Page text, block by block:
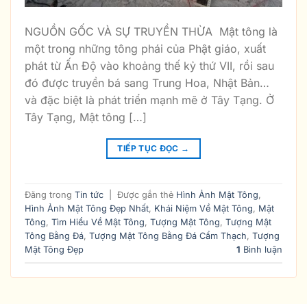
NGUỒN GỐC VÀ SỰ TRUYỀN THỪA Mật tông là
một trong những tông phái của Phật giáo, xuất
phát từ Ấn Độ vào khoảng thế kỷ thứ VII, rồi sau
đó được truyền bá sang Trung Hoa, Nhật Bản…
và đặc biệt là phát triển mạnh mẽ ở Tây Tạng. Ở
Tây Tạng, Mật tông […]
TIẾP TỤC ĐỌC →
Đăng trong Tin tức Được gắn thẻ Hình Ảnh Mật Tông,
Hình Ảnh Mật Tông Đẹp Nhất, Khái Niệm Về Mật Tông, Mật
Tông, Tìm Hiểu Về Mật Tông, Tượng Mật Tông, Tượng Mật
Tông Bằng Đá, Tượng Mật Tông Bằng Đá Cẩm Thạch, Tượng
Mật Tông Đẹp
1 Bình luận